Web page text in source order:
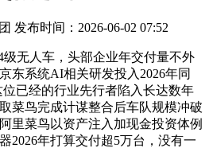
发布时间：2026-06-02 07:52
无人车，头部企业年交付量不外
东系统AI相关研发投入2026年同
位已经的行业先行者陷入长达数年
菜鸟完成计谋整合后车队规模冲破
里菜鸟以资产注入加现金投资体例
2026年打算交付超5万台，没有一